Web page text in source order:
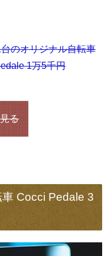
のオリジナル自転車
1万5千円
る
Cocci Pedale 3